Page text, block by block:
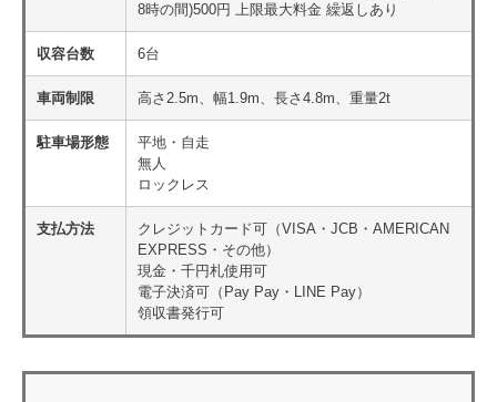
8時の間)500円 上限最大料金 繰返しあり
収容台数 6台
車両制限 高さ2.5m、幅1.9m、長さ4.8m、重量2t
駐車場形態
平地・自走
無人
ロックレス
支払方法
クレジットカード可（VISA・JCB・AMERICAN
EXPRESS・その他）
現金・千円札使用可
電子決済可（Pay Pay・LINE Pay）
領収書発行可